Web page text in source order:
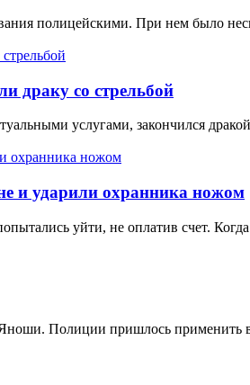
полицейскими. При нем было
драку со стрельбой
услугами, закончился
и ударили охранника ножом
уйти, не оплатив счет.
Яноши. Полиции пришлось